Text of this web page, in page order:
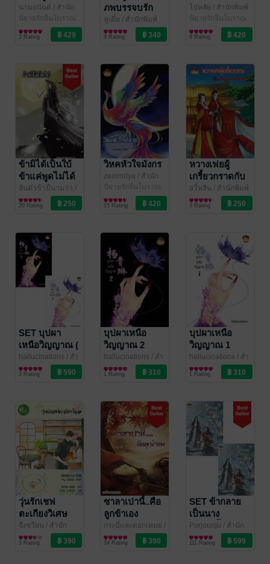
นามอนันต์ / สำนัก
พิมพ์เฟยฮุ่ย
นิยายรักจีนโบราณ
2 Rating
ภพบรรจบรัก
หูเตี๋ย / สำนักพิมพ์
เฟยฮุ่ย
นิยายรักจีนโบราณ
9 Rating
ไป่หลัย / สำนักพิมพ์
เฟยฮุ่ย
นิยายรักจีนโบราณ
8 Rating
ข้ามิได้เป็นใบ้
ข้าแค่พูดไม่ได้
อันตัวข้ามีนามว่า /
สำนักพิมพ์เฟยฮุ่ย
นิยายรักจีนโบราณ
20 Rating
วิหคหัวใจมังกร
zezendya / สำนัก
พิมพ์เฟยฮุ่ย
นิยายรักจีนโบราณ
15 Rating
หวางเฟยผู้
เกรี้ยวกราดกับ
สติของนางที่
หายไป
อวี้หลิน / สำนักพิมพ์
เฟยฮุ่ย
นิยายรักจีนโบราณ
3 Rating
SET บุปผา
เหนือวิญญาณ (
ชุด 2 เล่ม )
hallucinations / สำ
นักพิมพ์เฟยฮุ่ย
นิยายรักจีนโบราณ
3 Rating
บุปผาเหนือ
วิญญาณ 2
hallucinations / สำ
นักพิมพ์เฟยฮุ่ย
นิยายรักจีนโบราณ
1 Rating
บุปผาเหนือ
วิญญาณ 1
hallucinations / สำ
นักพิมพ์เฟยฮุ่ย
นิยายรักจีนโบราณ
1 Rating
วุ่นรักเชฟ
ตะเกียงวิเศษ
ฉีเซวียน / สำนัก
พิมพ์เฟยฮุ่ย
นิยายโรมานซ์
3 Rating
ซาลาเปานี้..คือ
ลูกข้าเอง
กระบี่และดอกเหมย /
สำนักพิมพ์เฟยฮุ่ย
นิยายรักจีนโบราณ
24 Rating
SET ข้ากลาย
เป็นนาง
ร้าย...เกี้ยวรัก (
ชุด 2 เล่ม )
Porjounju / สำนัก
พิมพ์เฟยฮุ่ย
นิยายรักจีนโบราณ
111 Rating